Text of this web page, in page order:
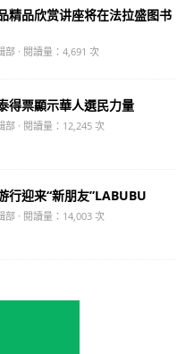
精品欣赏讲座将在法拉盛图书
部 · 閱讀量：4,691 次
得票顯示華人選民力量
部 · 閱讀量：12,245 次
行迎来“新朋友”LABUBU
部 · 閱讀量：14,003 次